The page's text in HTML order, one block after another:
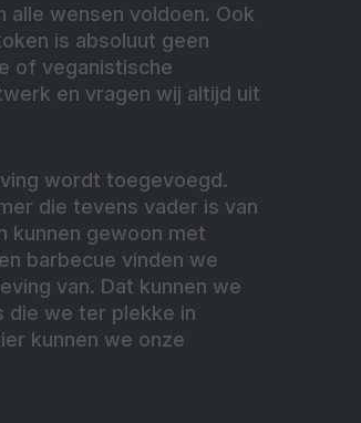
alle wensen voldoen. Ook
is absoluut geen
of veganistische
en vragen wij altijd uit
wordt toegevoegd.
die tevens vader is van
kunnen gewoon met
barbecue vinden we
van. Dat kunnen we
die we ter plekke in
kunnen we onze